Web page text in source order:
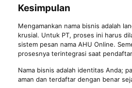
Kesimpulan
Mengamankan nama bisnis adalah
krusial. Untuk PT, proses ini harus
sistem pesan nama AHU Online.
prosesnya terintegrasi saat
Nama bisnis adalah identitas Anda;
aman dan terdaftar dengan benar